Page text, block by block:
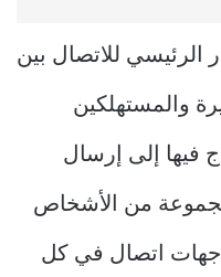
الرئيسي للاتصال بين
والمستهلكين
فيها إلى إرسال
مجموعة من الأشخاص
جهات اتصال في كل